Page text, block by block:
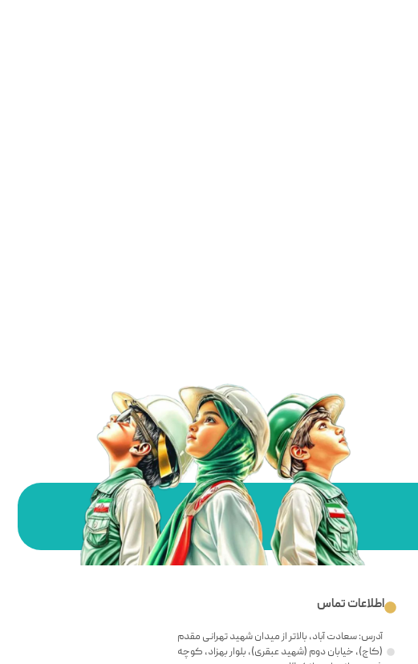
اطلاعات تماس
آدرس: سعادت آباد، بالاتر از میدان شهید تهرانی مقدم
(کاج)، خیابان دوم (شهید عبقری)، بلوار بهزاد، کوچه